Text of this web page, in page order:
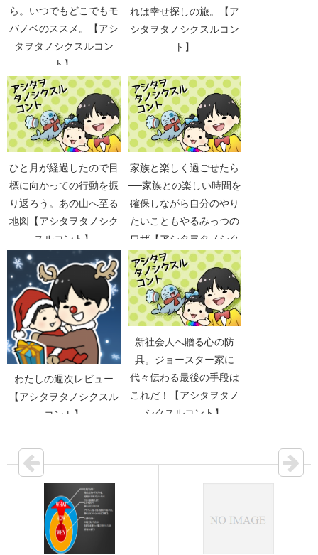
ら。いつでもどこでもモ
バノベのススメ。【アシ
タヲタノシクスルコン
ト】
れは幸せ探しの旅。【ア
シタヲタノシクスルコン
ト】
ひと月が経過したので目
標に向かっての行動を振
り返ろう。あの山へ至る
地図【アシタヲタノシク
スルコント】
家族と楽しく過ごせたら
──家族との楽しい時間を
確保しながら自分のやり
たいこともやるみっつの
ワザ【アシタヲタノシク
スルコント】
わたしの週次レビュー
【アシタヲタノシクスル
コント】
新社会人へ贈る心の防
具。ジョースター家に
代々伝わる最後の手段は
これだ！【アシタヲタノ
シクスルコント】